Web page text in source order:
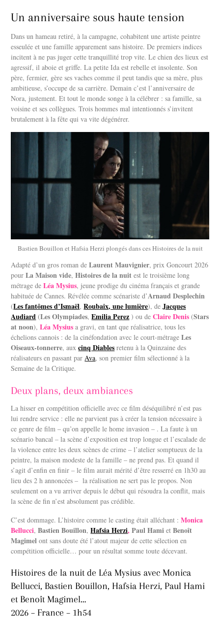
Un anniversaire sous haute tension
Dans un hameau retiré, à la campagne, cohabitent une artiste peintre
esseulée et une famille apparement sans histoire. De premiers indices
incitent à ne pas juger cette tranquillité trop vite. Le chien des lieux est
agressif, il aboie et griffe. La petite Ida est rebelle et insolente. Son
père, fermier, gère ses vaches comme il peut tandis que sa mère, plus
ambitieuse, s’occupe de sa carrière. Demain c’est l’anniversaire de
Nora, justement. Et tout le monde songe à la célébrer : sa famille, sa
voisine et ses collègues. Trois hommes mal intentionnés s’invitent
brutalement à la fête qui va vite dégénérer.
Bastien Bouillon et Hafsia Herzi plongés dans ces Histoires de la nuit
Adapté d’un gros roman deLaurent Mauvignier, prix Goncourt 2026
pourLa Maison vide,Histoires de la nuit est le troisième long
métrage deLéa Mysius, jeune prodige du cinéma français et grande
habituée de Cannes. Révélée comme scénariste d’Arnaud Desplechin
(Les fantômes d’Ismaël,Roubaix, une lumière), deJacques
Audiard (Les Olympiades,Emilia Perez ) ou deClaire Denis (Stars
at noon),Léa Mysius a gravi, en tant que réalisatrice, tous les
échelions cannois : de la cinéfondation avec le court-métrageLes
Oiseaux-tonnerre, auxcinq Diables retenu à la Quinzaine des
réalisateurs en passant parAva, son premier film sélectionné à la
Semaine de la Critique.
Deux plans, deux ambiances
La hisser en compétition officielle avec ce film déséquilibré n’est pas
lui rendre service : elle ne parvient pas à créer la tension nécessaire à
ce genre de film – qu’on appelle le home invasion – . La faute à un
scénario bancal – la scène d’exposition est trop longue et l’escalade de
la violence entre les deux scènes de crime – l’atelier somptueux de la
peintre, la maison modeste de la famille – ne prend pas. Et quand il
s’agit d’enfin en finir – le film aurait mérité d’être resserré en 1h30 au
lieu des 2 h annoncées – la réalisation ne sert pas le propos. Non
seulement on a vu arriver depuis le début qui résoudra la conflit, mais
la scène de fin n’est absolument pas crédible.
C’est dommage. L’histoire comme le casting était alléchant :Monica
Bellucci,Bastien Bouillon,Hafsia Herzi, Paul Hami etBenoît
Magimel ont sans doute été l’atout majeur de cette sélection en
compétition officielle… pour un résultat somme toute décevant.
Histoires de la nuit de Léa Mysius avec Monica
Bellucci, Bastien Bouillon, Hafsia Herzi, Paul Hami
et Benoît Magimel…
2026 – France – 1h54